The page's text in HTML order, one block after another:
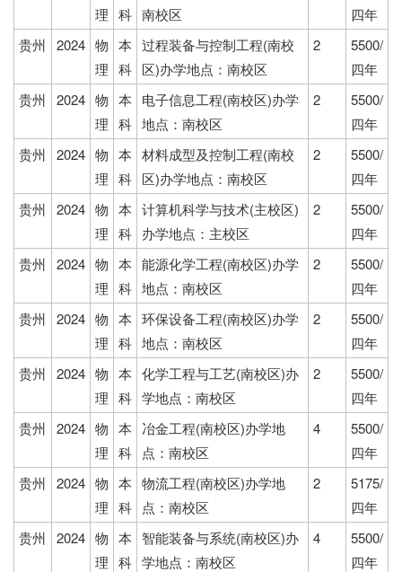
理 科 南校区
四年
贵州
2024 物
理
本
科
过程装备与控制工程(南校
区)办学地点：南校区
2
5500/
四年
贵州
2024 物
理
本
科
电子信息工程(南校区)办学
地点：南校区
2
5500/
四年
贵州
2024 物
理
本
科
材料成型及控制工程(南校
区)办学地点：南校区
2
5500/
四年
贵州
2024 物
理
本
科
计算机科学与技术(主校区)
办学地点：主校区
2
5500/
四年
贵州
2024 物
理
本
科
能源化学工程(南校区)办学
地点：南校区
2
5500/
四年
贵州
2024 物
理
本
科
环保设备工程(南校区)办学
地点：南校区
2
5500/
四年
贵州
2024 物
理
本
科
化学工程与工艺(南校区)办
学地点：南校区
2
5500/
四年
贵州
2024 物
理
本
科
冶金工程(南校区)办学地
点：南校区
4
5500/
四年
贵州
2024 物
理
本
科
物流工程(南校区)办学地
点：南校区
2
5175/
四年
贵州
2024 物
理
本
科
智能装备与系统(南校区)办
学地点：南校区
4
5500/
四年